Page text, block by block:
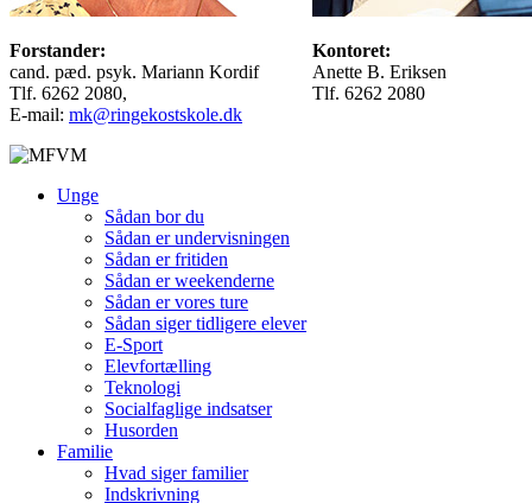
Forstander:
cand. pæd. psyk. Mariann Kordif
Tlf. 6262 2080,
E-mail: mk@ringekostskole.dk
Kontoret:
Anette B. Eriksen
Tlf. 6262 2080
Unge
Sådan bor du
Sådan er undervisningen
Sådan er fritiden
Sådan er weekenderne
Sådan er vores ture
Sådan siger tidligere elever
E-Sport
Elevfortælling
Teknologi
Socialfaglige indsatser
Husorden
Familie
Hvad siger familier
Indskrivning